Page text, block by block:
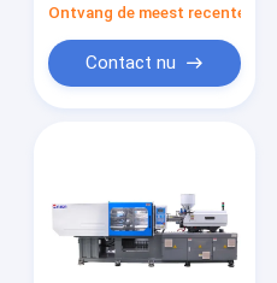
Prestaties
Ontvang de meest recente
Contact nu